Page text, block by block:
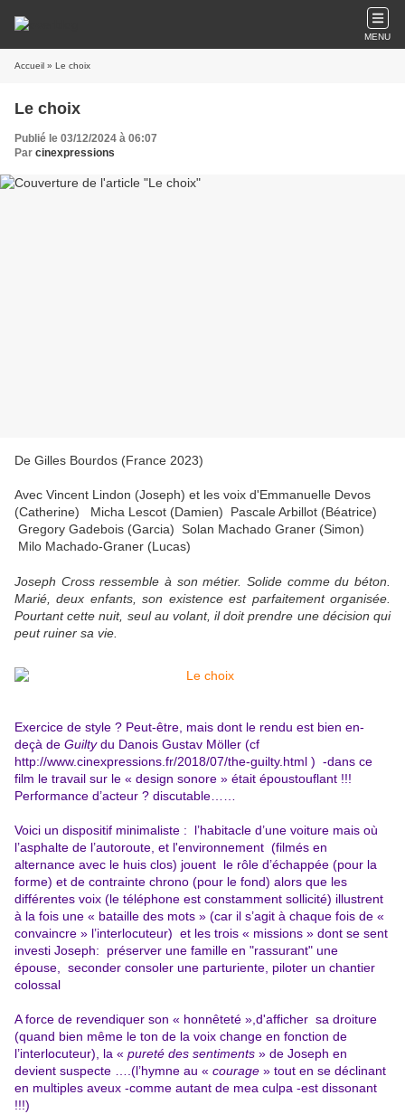
MENU
Accueil » Le choix
Le choix
Publié le 03/12/2024 à 06:07
Par cinexpressions
De Gilles Bourdos (France 2023)
Avec Vincent Lindon (Joseph) et les voix d'Emmanuelle Devos
(Catherine) Micha Lescot (Damien) Pascale Arbillot (Béatrice)
Gregory Gadebois (Garcia) Solan Machado Graner (Simon)
Milo Machado-Graner (Lucas)
Joseph Cross ressemble à son métier. Solide comme du béton.
Marié, deux enfants, son existence est parfaitement organisée.
Pourtant cette nuit, seul au volant, il doit prendre une décision qui
peut ruiner sa vie.
Exercice de style ? Peut-être, mais dont le rendu est bien en-
deçà de Guiltydu Danois Gustav Möller (cf
http://www.cinexpressions.fr/2018/07/the-guilty.html ) -dans ce
film le travail sur le « design sonore » était époustouflant !!!
Performance d’acteur ? discutable……
Voici un dispositif minimaliste : l’habitacle d’une voiture mais où
l’asphalte de l’autoroute, et l'environnement (filmés en
alternance avec le huis clos) jouent le rôle d’échappée (pour la
forme) et de contrainte chrono (pour le fond) alors que les
différentes voix (le téléphone est constamment sollicité) illustrent
à la fois une « bataille des mots » (car il s’agit à chaque fois de «
convaincre » l’interlocuteur) et les trois « missions » dont se sent
investi Joseph: préserver une famille en "rassurant" une
épouse, seconder consoler une parturiente, piloter un chantier
colossal
A force de revendiquer son « honnêteté »,d'afficher sa droiture
(quand bien même le ton de la voix change en fonction de
l’interlocuteur), la « pureté des sentiments » de Joseph en
devient suspecte ….(l’hymne au « courage » tout en se déclinant
en multiples aveux -comme autant de mea culpa -est dissonant
!!!)